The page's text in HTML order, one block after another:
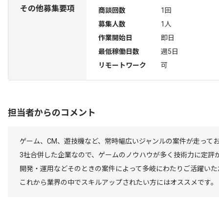
その他募集要項 商談回数
1回
募集人数
1人
作業開始日
即日
最低稼働日数
週5日
リモートワーク
可
担当者からのコメント
ゲーム、CM、遊技機など、常時幅広いジャンルの案件が走って
3社合併した企業なので、ゲームのノウハウが多く技術力に定評
開発・運用などそのときの案件によって多岐にわたりご活躍い
これから業界の中でスキルアップされたい方にはオススメです。